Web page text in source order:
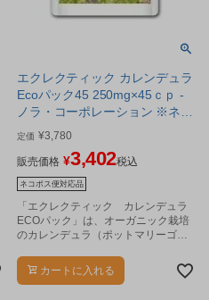
エクレクティック カレンデュラ
Ecoパック45 250mg×45ｃｐ -
ノラ・コーポレーション ※ネコ
ポス対応商品
定価 ¥3,780
販売価格 ¥3,402税込
ネコポス便対応品
「エクレクティック カレンデュラ
ECOパック」は、オーガニック栽培
のカレンデュラ（ポットマリーゴー
用したカプセルタイプのハーブ加工
製品です。
カートに入れる